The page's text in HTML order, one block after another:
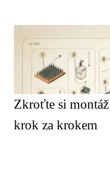
Zkroťte si
krok za krokem